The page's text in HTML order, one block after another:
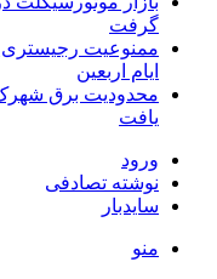
گرفت
ممنوعیت رجیستری
ایام اربعین
محدودیت برق
یافت
ورود
نوشته تصادفی
سایدبار
منو